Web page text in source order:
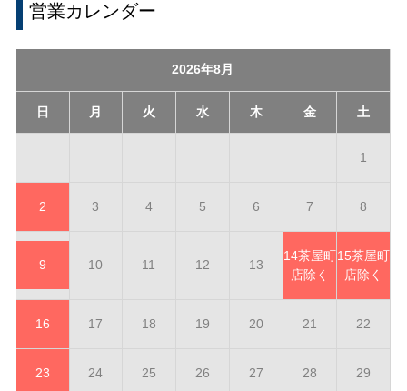
営業カレンダー
2026年8月
日 月 火 水 木 金 土
1
2 3 4 5 6 7 8
9 10 11 12 13
14茶屋町
店除く
15茶屋町
店除く
16 17 18 19 20 21 22
23 24 25 26 27 28 29